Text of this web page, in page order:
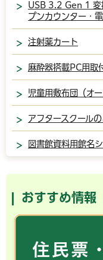
USB 3.2 Gen 1 変
プンカウンター・電
注射薬カート
麻酔器搭載PC用取
児童用敷布団（オ
アフタースクール
図書館資料用館名
おすすめ情報